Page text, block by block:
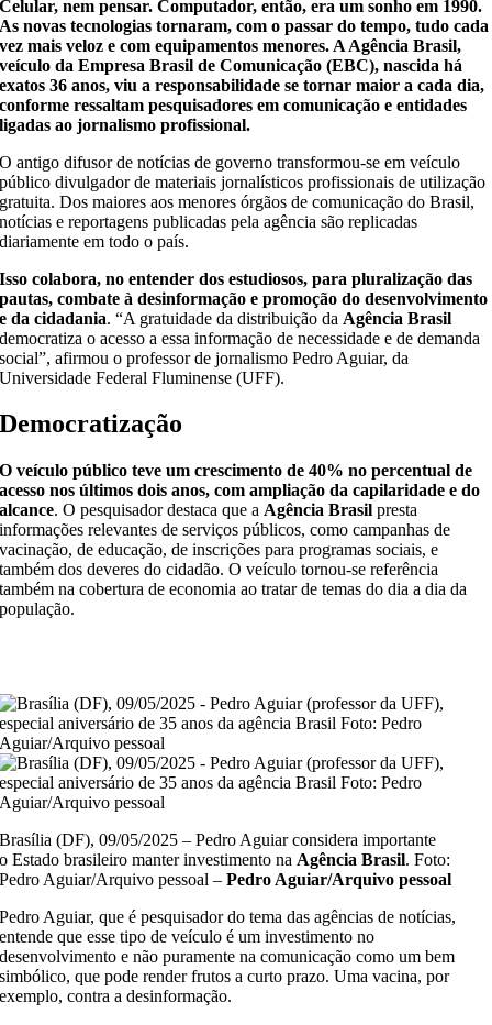
Celular, nem pensar. Computador, então, era um sonho em 1990.
As novas tecnologias tornaram, com o passar do tempo, tudo cada
vez mais veloz e com equipamentos menores. A Agência Brasil,
veículo da Empresa Brasil de Comunicação (EBC), nascida há
exatos 36 anos, viu a responsabilidade se tornar maior a cada dia,
conforme ressaltam pesquisadores em comunicação e entidades
ligadas ao jornalismo profissional.
O antigo difusor de notícias de governo transformou-se em veículo
público divulgador de materiais jornalísticos profissionais de utilização
gratuita. Dos maiores aos menores órgãos de comunicação do Brasil,
notícias e reportagens publicadas pela agência são replicadas
diariamente em todo o país.
Isso colabora, no entender dos estudiosos, para pluralização das
pautas, combate à desinformação e promoção do desenvolvimento
e da cidadania. “A gratuidade da distribuição da Agência Brasil
democratiza o acesso a essa informação de necessidade e de demanda
social”, afirmou o professor de jornalismo Pedro Aguiar, da
Universidade Federal Fluminense (UFF).
Democratização
O veículo público teve um crescimento de 40% no percentual de
acesso nos últimos dois anos, com ampliação da capilaridade e do
alcance. O pesquisador destaca que a Agência Brasilpresta
informações relevantes de serviços públicos, como campanhas de
vacinação, de educação, de inscrições para programas sociais, e
também dos deveres do cidadão. O veículo tornou-se referência
também na cobertura de economia ao tratar de temas do dia a dia da
população.
Brasília (DF), 09/05/2025 – Pedro Aguiar considera importante
o Estado brasileiro manter investimento na Agência Brasil. Foto:
Pedro Aguiar/Arquivo pessoal –Pedro Aguiar/Arquivo pessoal
Pedro Aguiar, que é pesquisador do tema das agências de notícias,
entende que esse tipo de veículo é um investimento no
desenvolvimento e não puramente na comunicação como um bem
simbólico, que pode render frutos a curto prazo. Uma vacina, por
exemplo, contra a desinformação.